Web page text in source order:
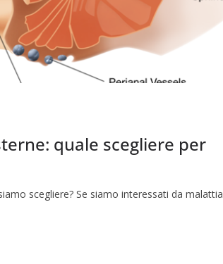
quale scegliere per
scegliere? Se siamo interessati da malattia